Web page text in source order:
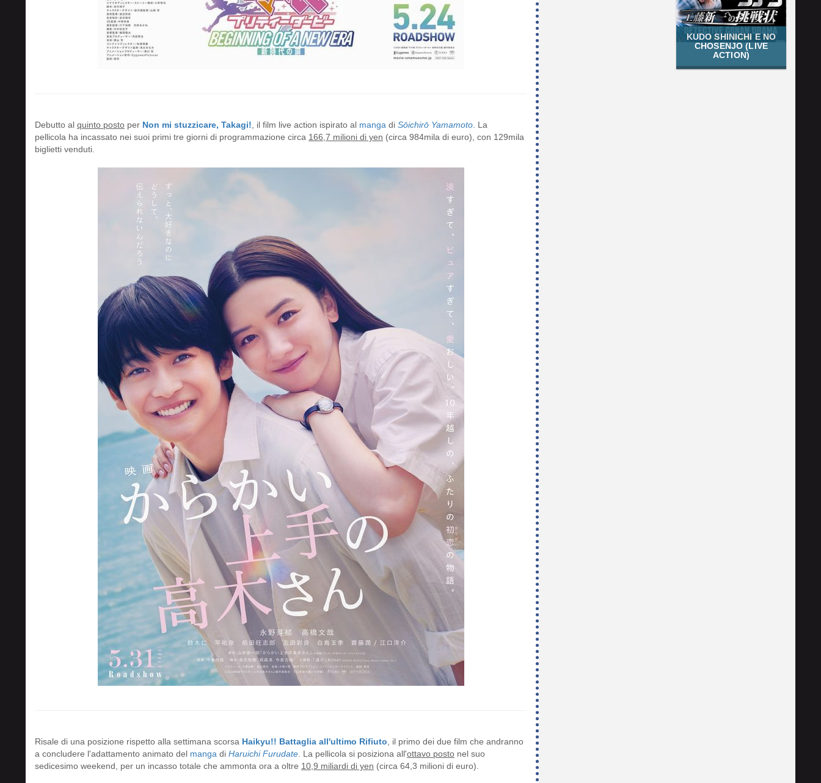
Debutto al quinto posto per Non mi stuzzicare, Takagi! , il film live action ispirato al manga di Sōichirō Yamamoto . La
pellicola ha incassato nei suoi primi tre giorni di programmazione circa 166,7 milioni di yen (circa 984mila di euro), con 129mila
biglietti venduti.
Risale di una posizione rispetto alla settimana scorsa Haikyu!! Battaglia all'ultimo Rifiuto , il primo dei due film che andranno
a concludere l'adattamento animato del manga di Haruichi Furudate . La pellicola si posiziona all'ottavo posto nel suo
sedicesimo weekend, per un incasso totale che ammonta ora a oltre 10,9 miliardi di yen (circa 64,3 milioni di euro).
KUDO SHINICHI E NO
CHOSENJO (LIVE
ACTION)